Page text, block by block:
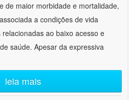
de maior morbidade e mortalidade,
a condições de vida
ao baixo acesso e
saúde. Apesar da expressiva
leia mais